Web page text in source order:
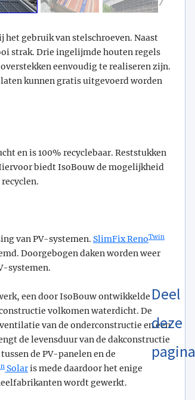
gebruik van stelschroeven. Naast
strak. Drie ingelijmde houten regels
eenvoudig te realiseren zijn.
kunnen gratis uitgevoerd worden
en is 100% recyclebaar. Reststukken
biedt IsoBouw de mogelijkheid
van PV-systemen. SlimFix RenoTwin
Doorgebogen daken worden weer
systemen.
een door IsoBouw ontwikkelde
volkomen waterdicht. De
van de onderconstructie en een
de levensduur van de dakconstructie
de PV-panelen en de
Solaris mede daardoor het enige
wordt gewerkt.
Deel
deze
pagina